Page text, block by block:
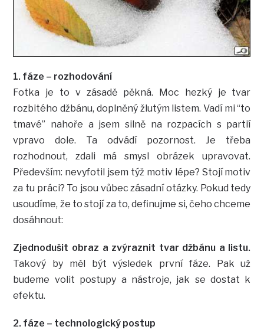
1. fáze – rozhodování
Fotka je to v zásadě pěkná. Moc hezký je tvar
rozbitého džbánu, doplněný žlutým listem. Vadí mi “to
tmavé” nahoře a jsem silně na rozpacích s partií
vpravo dole. Ta odvádí pozornost. Je třeba
rozhodnout, zdali má smysl obrázek upravovat.
Především: nevyfotil jsem týž motiv lépe? Stojí motiv
za tu práci? To jsou vůbec zásadní otázky. Pokud tedy
usoudíme, že to stojí za to, definujme si, čeho chceme
dosáhnout:
Zjednodušit obraz a zvýraznit tvar džbánu a listu.
Takový by měl být výsledek první fáze. Pak už
budeme volit postupy a nástroje, jak se dostat k
efektu.
2. fáze – technologický postup